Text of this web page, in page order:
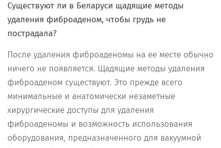
Существуют ли в Беларуси щадящие методы
удаления фиброаденом, чтобы грудь не
пострадала?
После удаления фиброаденомы на ее месте обычно
ничего не появляется. Щадящие методы удаления
фиброаденом существуют. Это прежде всего
минимальные и анатомически незаметные
хирургические доступы для удаления
фиброаденомы и возможность использования
оборудования, предназначенного для вакуумной